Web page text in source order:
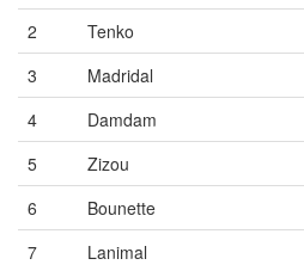
2
Tenko
3
Madridal
4
Damdam
5
Zizou
6
Bounette
7
Lanimal